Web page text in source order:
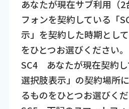
あなたが現在サブ利用（2
フォンを契約している「
示」を契約した時期とし
をひとつお選びください。
SC4 あなたが現在契約し
選択肢表示」の契約場所
るものをひとつお選びくだ